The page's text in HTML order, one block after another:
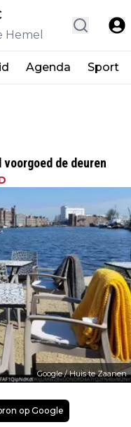
Hemel
Agenda Sport
de deuren
Google / Huis te Zaanen
op Google